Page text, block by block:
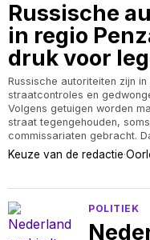
Russische
in regio
druk voor
Russische autoriteiten zijn
straatcontroles en
Volgens getuigen worden
straat tegengehouden,
commissariaten gebracht.
Keuze van de redactie·
POLITIEK